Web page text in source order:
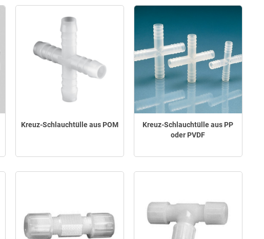
Kreuz-Schlauchtülle aus POM
Kreuz-Schlauchtülle aus PP
oder PVDF